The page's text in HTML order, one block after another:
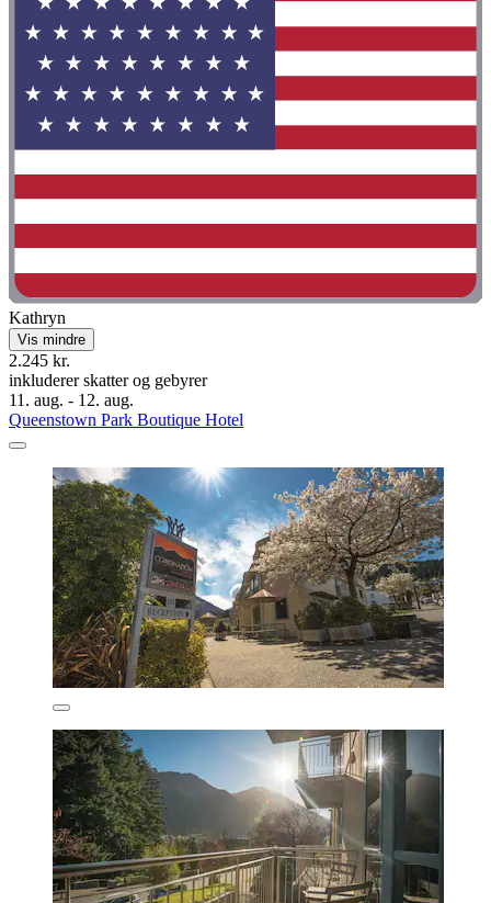
Kathryn
Vis mindre
2.245 kr.
inkluderer skatter og gebyrer
11. aug. - 12. aug.
Queenstown Park Boutique Hotel